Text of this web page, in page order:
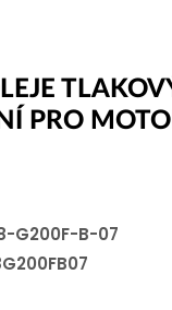
PRO
G200F-B-07